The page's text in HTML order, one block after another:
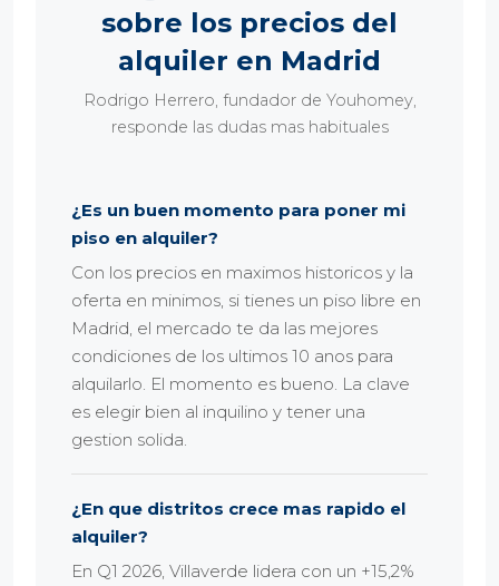
sobre los precios del
alquiler en Madrid
Rodrigo Herrero, fundador de Youhomey,
responde las dudas mas habituales
¿Es un buen momento para poner mi
piso en alquiler?
Con los precios en maximos historicos y la
oferta en minimos, si tienes un piso libre en
Madrid, el mercado te da las mejores
condiciones de los ultimos 10 anos para
alquilarlo. El momento es bueno. La clave
es elegir bien al inquilino y tener una
gestion solida.
¿En que distritos crece mas rapido el
alquiler?
En Q1 2026, Villaverde lidera con un +15,2%